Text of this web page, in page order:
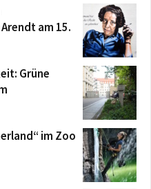
am 15.
Grüne
im Zoo